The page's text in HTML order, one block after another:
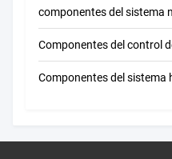
de los
sistemas
de
seguridad
vehículos
componentes del sistema
Componentes del control
Componentes del sistema